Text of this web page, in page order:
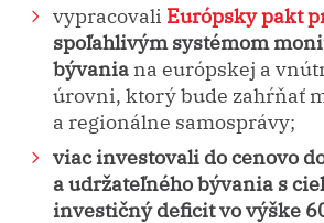
vypracovali Európsky pakt
spoľahlivým systémom
bývania na európskej a
úrovni, ktorý bude zahŕňať
a regionálne samosprávy;
viac investovali do cenovo
a udržateľného bývania s
investičný deficit vo výške